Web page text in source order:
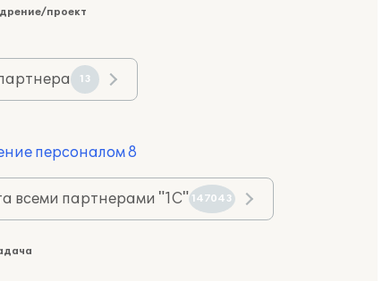
проект
13
персоналом 8
всеми партнерами "1С" 147043